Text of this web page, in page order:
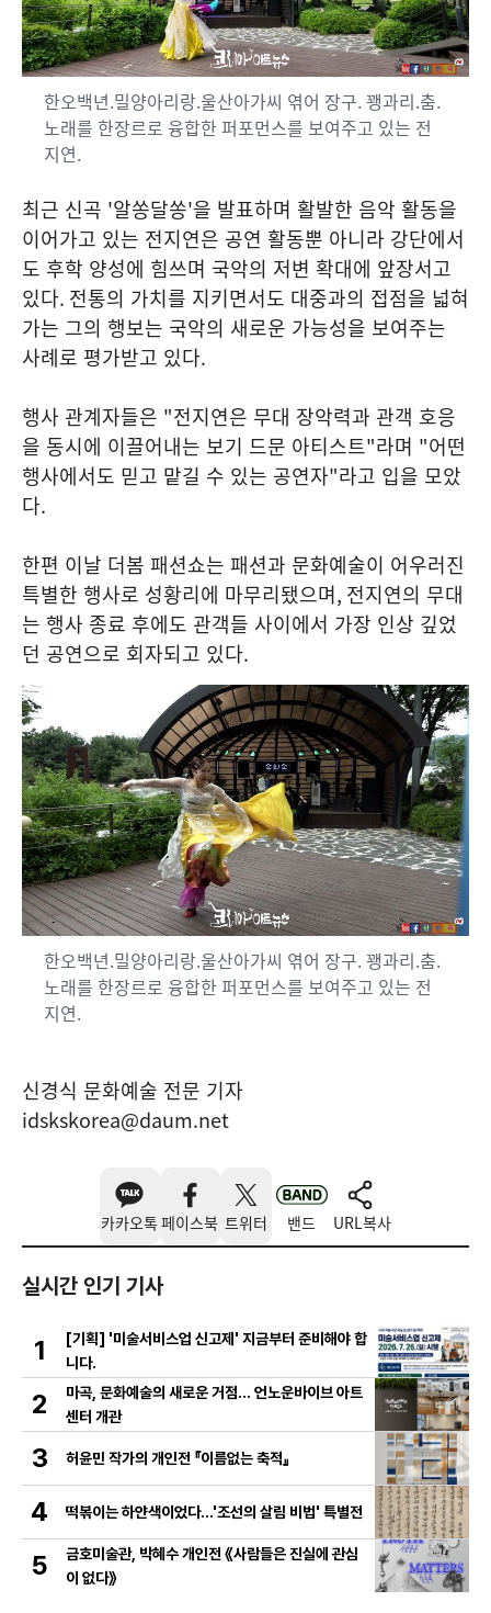
한오백년.밀양아리랑.울산아가씨 엮어 장구. 꽹과리.춤.
노래를 한장르로 융합한 퍼포먼스를 보여주고 있는 전
지연.
최근 신곡 '알쏭달쏭'을 발표하며 활발한 음악 활동을
이어가고 있는 전지연은 공연 활동뿐 아니라 강단에서
도 후학 양성에 힘쓰며 국악의 저변 확대에 앞장서고
있다. 전통의 가치를 지키면서도 대중과의 접점을 넓혀
가는 그의 행보는 국악의 새로운 가능성을 보여주는
사례로 평가받고 있다.
행사 관계자들은 "전지연은 무대 장악력과 관객 호응
을 동시에 이끌어내는 보기 드문 아티스트"라며 "어떤
행사에서도 믿고 맡길 수 있는 공연자"라고 입을 모았
다.
한편 이날 더봄 패션쇼는 패션과 문화예술이 어우러진
특별한 행사로 성황리에 마무리됐으며, 전지연의 무대
는 행사 종료 후에도 관객들 사이에서 가장 인상 깊었
던 공연으로 회자되고 있다.
한오백년.밀양아리랑.울산아가씨 엮어 장구. 꽹과리.춤.
노래를 한장르로 융합한 퍼포먼스를 보여주고 있는 전
지연.
신경식 문화예술 전문 기자
idskskorea@daum.net
카카오톡 페이스북 트위터 밴드 URL복사
실시간 인기 기사
1
[기획] '미술서비스업 신고제' 지금부터 준비해야 합
니다.
2
마곡, 문화예술의 새로운 거점… 언노운바이브 아트
센터 개관
3 허윤민 작가의 개인전 『이름없는 축적』
4 떡볶이는 하얀색이었다...'조선의 살림 비법' 특별전
5
금호미술관, 박혜수 개인전 《사람들은 진실에 관심
이 없다》